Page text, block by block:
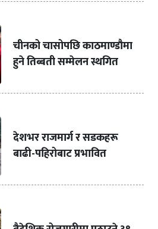
चीनको चासोपछि काठमाण्डौमा
हुने तिब्बती सम्मेलन स्थगित
देशभर राजमार्ग र सडकहरू
बाढी-पहिरोबाट प्रभावित